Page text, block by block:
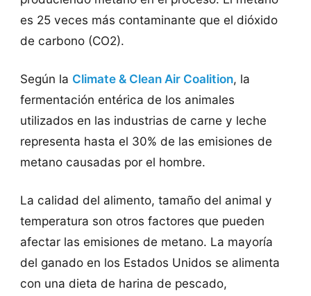
es 25 veces más contaminante que el dióxido
de carbono (CO2).
Según la Climate & Clean Air Coalition, la
fermentación entérica de los animales
utilizados en las industrias de carne y leche
representa hasta el 30% de las emisiones de
metano causadas por el hombre.
La calidad del alimento, tamaño del animal y
temperatura son otros factores que pueden
afectar las emisiones de metano. La mayoría
del ganado en los Estados Unidos se alimenta
con una dieta de harina de pescado,